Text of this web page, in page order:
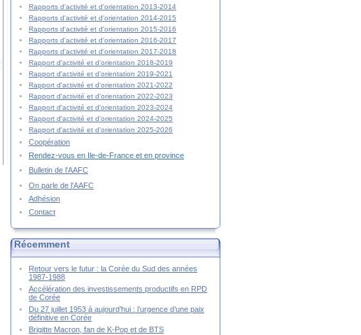
Rapports d'activité et d'orientation 2013-2014
Rapports d'activité et d'orientation 2014-2015
Rapports d'activité et d'orientation 2015-2016
Rapports d'activité et d'orientation 2016-2017
Rapports d'activité et d'orientation 2017-2018
Rapport d'activité et d'orientation 2018-2019
Rapport d'activité et d'orientation 2019-2021
Rapport d'activité et d'orientation 2021-2022
Rapport d'activité et d'orientation 2022-2023
Rapport d'activité et d'orientation 2023-2024
Rapport d'activité et d'orientation 2024-2025
Rapport d'activité et d'orientation 2025-2026
Coopération
Rendez-vous en Ile-de-France et en province
Bulletin de l'AAFC
On parle de l'AAFC
Adhésion
Contact
Récemment
Retour vers le futur : la Corée du Sud des années
1987-1988
Accélération des investissements productifs en RPD
de Corée
Du 27 juillet 1953 à aujourd’hui : l’urgence d’une paix
définitive en Corée
Brigitte Macron, fan de K-Pop et de BTS